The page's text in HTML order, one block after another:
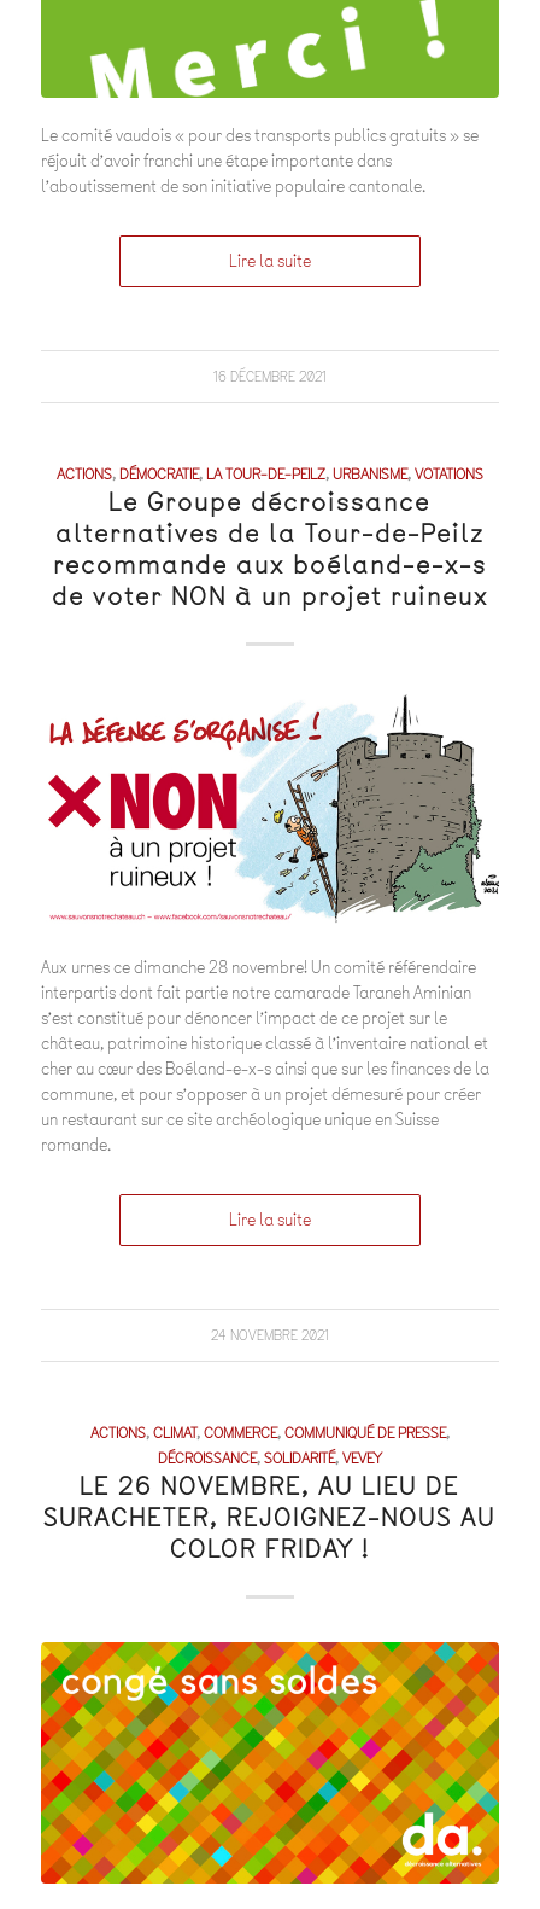
Le comité vaudois « pour des transports publics gratuits » se
réjouit d’avoir franchi une étape importante dans
l’aboutissement de son initiative populaire cantonale.
Lire la suite
16 DÉCEMBRE 2021
ACTIONS,DÉMOCRATIE,LA TOUR-DE-PEILZ,URBANISME,VOTATIONS
Le Groupe décroissance
alternatives de la Tour-de-Peilz
recommande aux boéland-e-x-s
de voter NON à un projet ruineux
Aux urnes ce dimanche 28 novembre! Un comité référendaire
interpartis dont fait partie notre camarade Taraneh Aminian
s’est constitué pour dénoncer l’impact de ce projet sur le
château, patrimoine historique classé à l’inventaire national et
cher au cœur des Boéland-e-x-s ainsi que sur les finances de la
commune, et pour s’opposer à un projet démesuré pour créer
un restaurant sur ce site archéologique unique en Suisse
romande.
Lire la suite
24 NOVEMBRE 2021
ACTIONS,CLIMAT,COMMERCE,COMMUNIQUÉ DE PRESSE,
DÉCROISSANCE,SOLIDARITÉ,VEVEY
LE 26 NOVEMBRE, AU LIEU DE
SURACHETER, REJOIGNEZ-NOUS AU
COLOR FRIDAY !